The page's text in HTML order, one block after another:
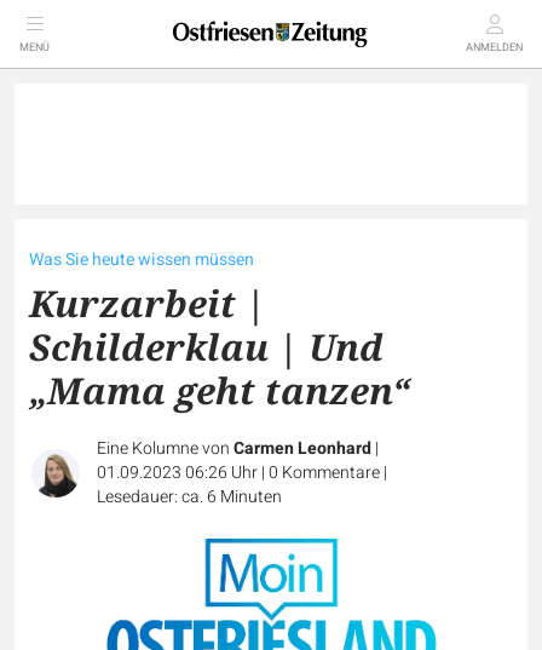
MENÜ ANMELDEN
Was Sie heute wissen müssen
Kurzarbeit |
Schilderklau | Und
„Mama geht tanzen“
Eine Kolumne vonCarmen Leonhard|
01.09.2023 06:26 Uhr|0 Kommentare|
Lesedauer: ca. 6 Minuten